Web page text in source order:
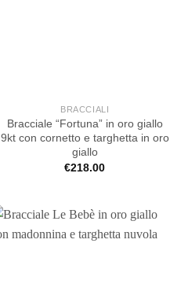
BRACCIALI
Bracciale “Fortuna” in oro giallo
9kt con cornetto e targhetta in oro
giallo
€218.00